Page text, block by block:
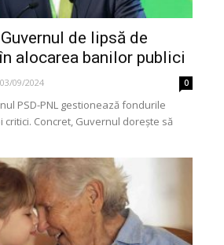
de lipsă de
alocarea banilor publici
03/09/2024 0
PSD-PNL gestionează fondurile
Concret, Guvernul dorește să